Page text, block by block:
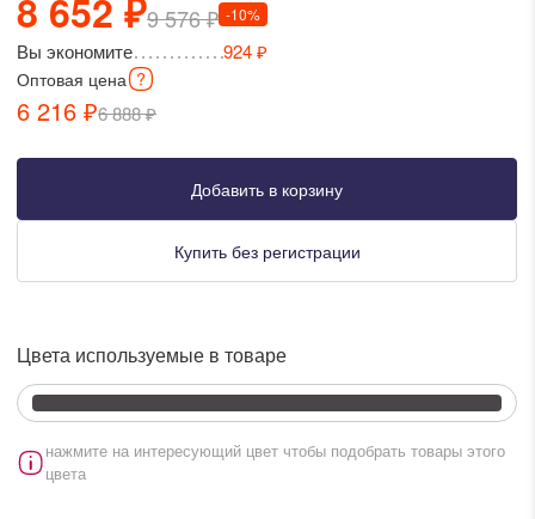
в WhatsApp
в Viber
колл-центра:
- 19:00
- 15:00
9 576 ₽ -10%
8 652 ₽
Вы экономите 924 ₽
Оптовая цена
6 216 ₽6 888 ₽
Добавить в корзину
Купить без регистрации
Цвета используемые в товаре
нажмите на интересующий цвет чтобы подобрать товары этого
цвета